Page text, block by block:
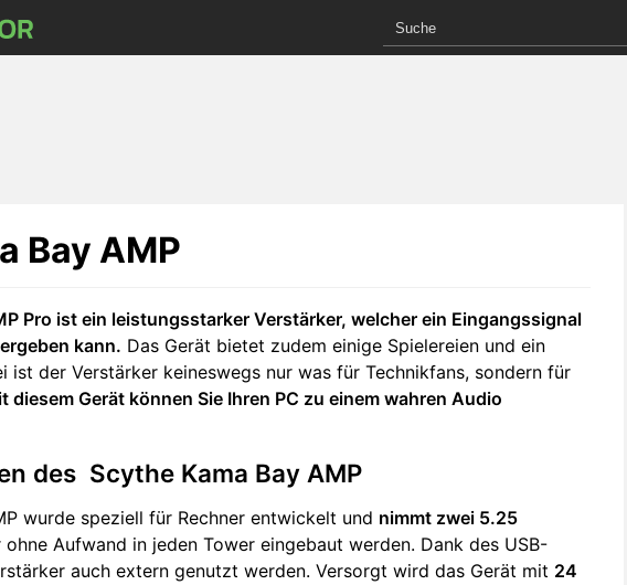
Bay AMP
Pro ist ein leistungsstarker Verstärker, welcher ein Eingangssignal
kann. Das Gerät bietet zudem einige Spielereien und ein
ist der Verstärker keineswegs nur was für Technikfans, sondern für
diesem Gerät können Sie Ihren PC zu einem wahren Audio
des Scythe Kama Bay AMP
wurde speziell für Rechner entwickelt und nimmt zwei 5.25
ohne Aufwand in jeden Tower eingebaut werden. Dank des USB-
auch extern genutzt werden. Versorgt wird das Gerät mit 24